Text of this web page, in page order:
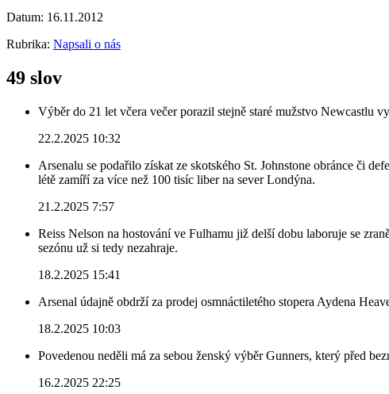
Datum: 16.11.2012
Rubrika: Napsali o nás
49 slov
Výběr do 21 let včera večer porazil stejně staré mužstvo Newcastlu
22.2.2025 10:32
Arsenalu se podařilo získat ze skotského St. Johnstone obránce či
létě zamíří za více než 100 tisíc liber na sever Londýna.
21.2.2025 7:57
Reiss Nelson na hostování ve Fulhamu již delší dobu laboruje se
sezónu už si tedy nezahraje.
18.2.2025 15:41
Arsenal údajně obdrží za prodej osmnáctiletého stopera Aydena
18.2.2025 10:03
Povedenou neděli má za sebou ženský výběr Gunners, který před
16.2.2025 22:25